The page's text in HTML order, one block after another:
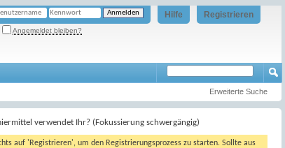
Registrieren
Hilfe
Angemeldet bleiben?
Erweiterte Suche
verwendet Ihr? (Fokussierung schwergängig)
auf 'Registrieren', um den Registrierungsprozess zu starten. Sollte aus